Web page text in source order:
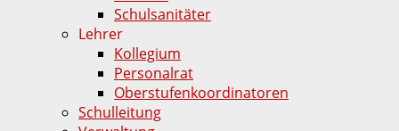
Schulsanitäter
Lehrer
Kollegium
Personalrat
Oberstufenkoordinatoren
Schulleitung